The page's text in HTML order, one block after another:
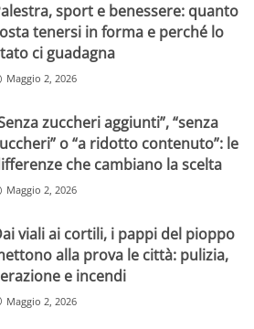
sport e benessere: quanto
tenersi in forma e perché lo
ci guadagna
Maggio 2, 2026
zuccheri aggiunti”, “senza
o “a ridotto contenuto”: le
che cambiano la scelta
Maggio 2, 2026
viali ai cortili, i pappi del pioppo
alla prova le città: pulizia,
e incendi
Maggio 2, 2026